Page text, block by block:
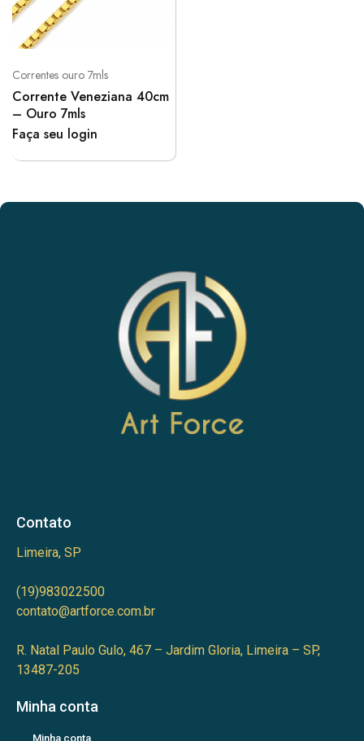
Correntes ouro 7mls
Corrente Veneziana 40cm
– Ouro 7mls
Faça seu login
Contato
Limeira, SP
(19)983022500
contato@artforce.com.br
R. Natal Paulo Gulo, 467 – Jardim Gloria, Limeira – SP,
13487-205
Minha conta
Minha conta